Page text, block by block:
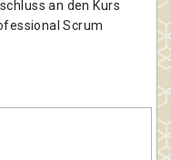
an den Kurs
Scrum